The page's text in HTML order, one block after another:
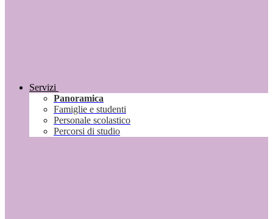
Servizi
Panoramica
Famiglie e studenti
Personale scolastico
Percorsi di studio